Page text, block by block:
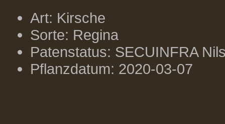
Art: Kirsche
Sorte: Regina
Patenstatus: SECUINFRA
Pflanzdatum: 2020-03-07